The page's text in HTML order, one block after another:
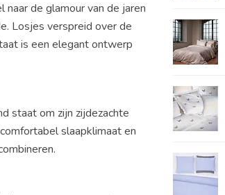
de glamour van de jaren
Losjes verspreid over de
is een elegant ontwerp
staat om zijn zijdezachte
slaapklimaat en